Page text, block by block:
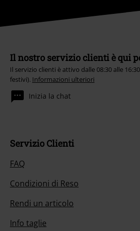
Il nostro servizio clienti è qui
Il servizio clienti è attivo dalle 08:30 alle
festivi). Informazioni ulteriori
Inizia la chat
Servizio Clienti
FAQ
Condizioni di Reso
Rendi un articolo
Info taglie